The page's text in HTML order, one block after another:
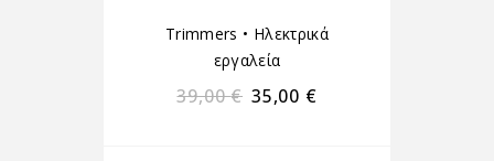
Trimmers • Ηλεκτρικά
εργαλεία
39,00€ 35,00 €